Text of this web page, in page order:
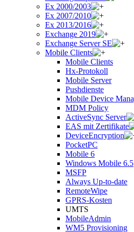
Ex 2000/2003
Ex 2007/2010
Ex 2013/2016
Exchange 2019
Exchange Server SE
Mobile Clients
Mobile Clients
Hx-Protokoll
Mobile Server
Pushdienste
Mobile Device
MDM Policy
ActiveSync Server
EAS mit Zertifikate
DeviceEncryption
PocketPC
Mobile 6
Windows Mobile 6.5
MSFP
Always Up-to-date
RemoteWipe
GPRS-Kosten
UMTS
MobileAdmin
WM5 Provisioning